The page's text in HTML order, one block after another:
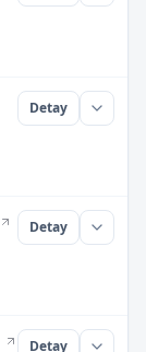
Detay
Detay
Detay